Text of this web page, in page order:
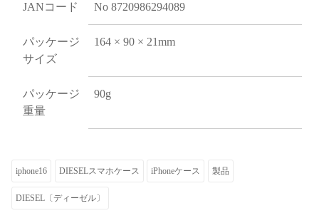
JANコード No 8720986294089
パッケージ
サイズ
164 × 90 × 21mm
パッケージ
重量
90g
iphone16 DIESELスマホケース iPhoneケース 製品
DIESEL〔ディーゼル〕